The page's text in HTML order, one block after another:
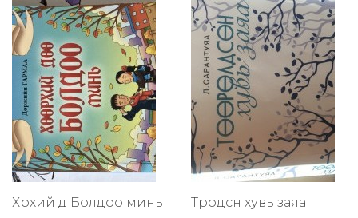
Хөөрхий дөө Болдоо минь Төөрөодсөн хувь заяа